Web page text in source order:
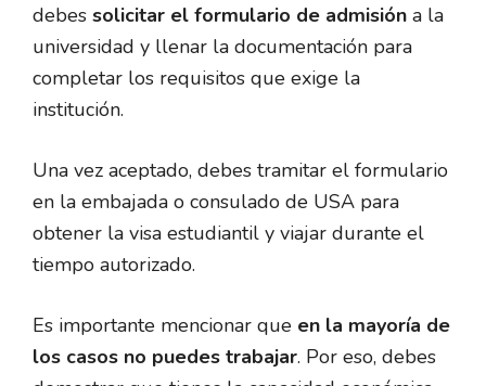
debes solicitar el formulario de admisión a la
universidad y llenar la documentación para
completar los requisitos que exige la
institución.
Una vez aceptado, debes tramitar el formulario
en la embajada o consulado de USA para
obtener la visa estudiantil y viajar durante el
tiempo autorizado.
Es importante mencionar que en la mayoría de
los casos no puedes trabajar. Por eso, debes